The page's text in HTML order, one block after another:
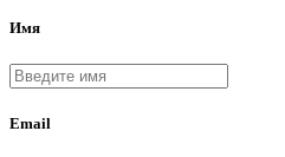
Имя
Email